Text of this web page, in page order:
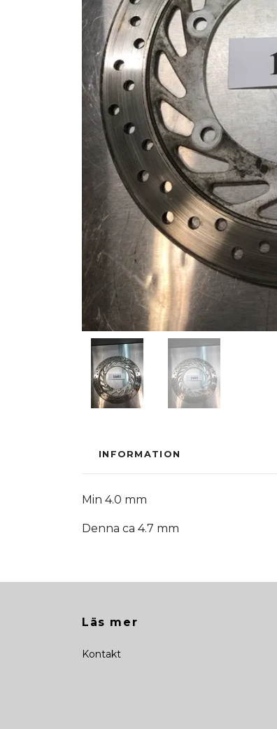
INFORMATION
Min 4.0 mm
Denna ca 4.7 mm
Läs mer
Kontakt